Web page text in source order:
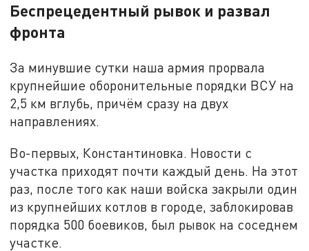
Беспрецедентный рывок и развал
фронта
За минувшие сутки наша армия прорвала
крупнейшие оборонительные порядки ВСУ на
2,5 км вглубь, причём сразу на двух
направлениях.
Во-первых, Константиновка. Новости с
участка приходят почти каждый день. На этот
раз, после того как наши войска закрыли один
из крупнейших котлов в городе, заблокировав
порядка 500 боевиков, был рывок на соседнем
участке.